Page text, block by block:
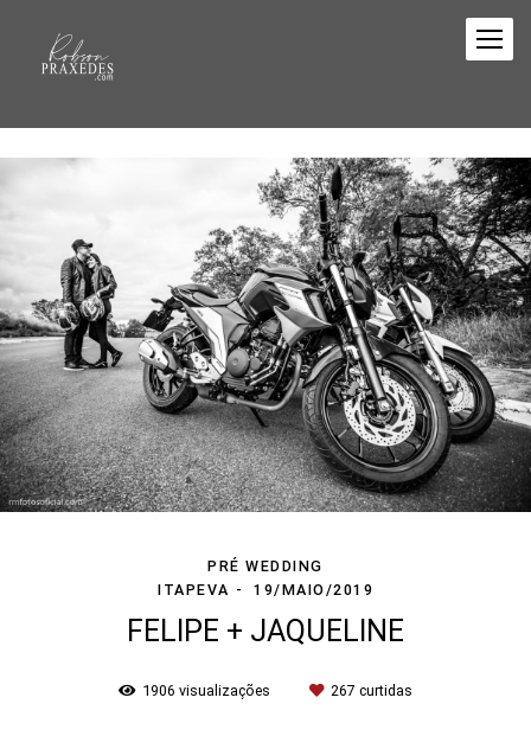
PRÉ WEDDING
ITAPEVA
19/MAIO/2019
FELIPE + JAQUELINE
1906 visualizações 267 curtidas